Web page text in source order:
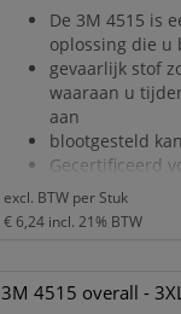
Uitstekende
deeltjes en
spetters (CE
Stevig, zeer
De 3M 4515 is
oplossing die u
gevaarlijk stof
waaraan u
aan
blootgesteld
Gecertificeerd
voor persoonlijke
(PPE)
warmtestress
excl. BTW per Stuk
€ 6,24 incl. 21% BTW
3M 4515 overall -